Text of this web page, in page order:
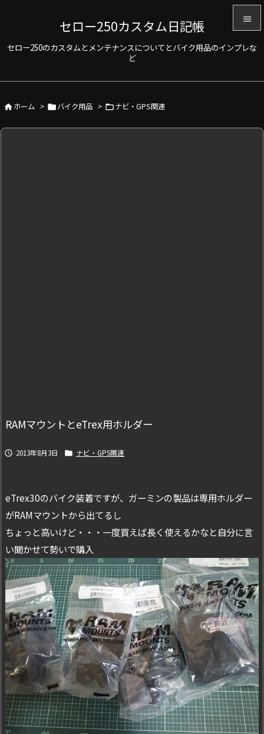
セロー250カスタム日記帳
セロー250のカスタムとメンテナンスについてとバイク用品のインプレな
ど


ホーム > バイク用品 > ナビ・GPS関連
RAMマウントとeTrex用ホルダー
 2013年8月3日  ナビ・GPS関連
eTrex30のバイク装着ですが、ガーミンの製品は専用ホルダー
がRAMマウントから出てるし
ちょっと高いけど・・・一度買えば長く使えるかなと自分に言
い聞かせて勢いで購入